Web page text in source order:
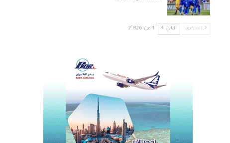
السابق التالي 1 من 2٬826